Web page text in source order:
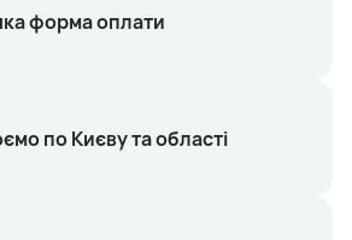
форма оплати
по Києву та області